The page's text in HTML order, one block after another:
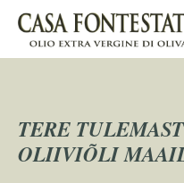
TERE
OLIIVIÕLI